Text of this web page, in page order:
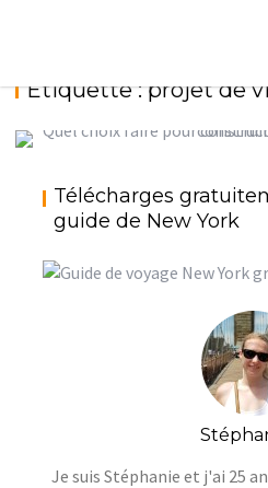
Étiquette :projet de
PROJET MAISON
CONSTRUIRE SA MAISON ?
Télécharges
guide de New York
Je suis Stéphanie et j'ai 25